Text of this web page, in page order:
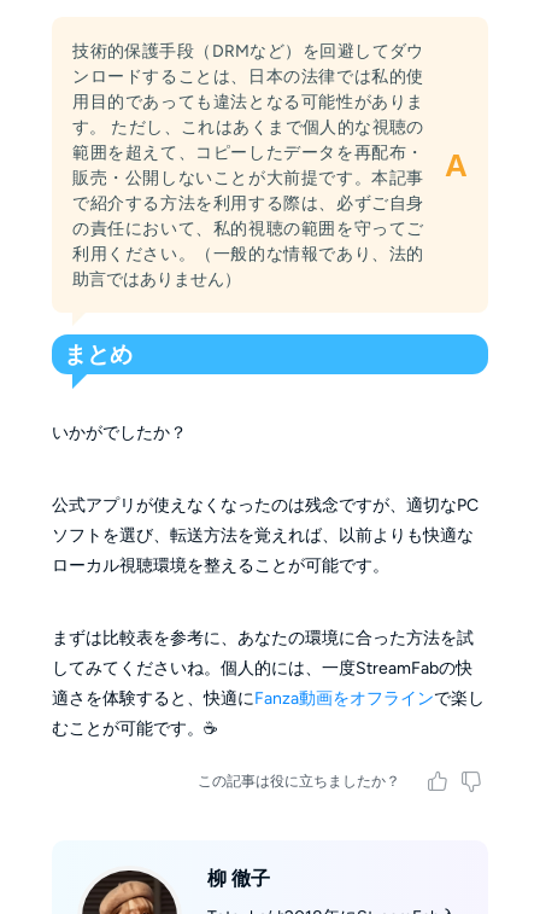
技術的保護手段（DRMなど）を回避してダウ
ンロードすることは、日本の法律では私的使
用目的であっても違法となる可能性がありま
す。 ただし、これはあくまで個人的な視聴の
範囲を超えて、コピーしたデータを再配布・
販売・公開しないことが大前提です。本記事
で紹介する方法を利用する際は、必ずご自身
の責任において、私的視聴の範囲を守ってご
利用ください。（一般的な情報であり、法的
助言ではありません）
A
まとめ
いかがでしたか？
公式アプリが使えなくなったのは残念ですが、適切なPC
ソフトを選び、転送方法を覚えれば、以前よりも快適な
ローカル視聴環境を整えることが可能です。
まずは比較表を参考に、あなたの環境に合った方法を試
してみてくださいね。個人的には、一度StreamFabの快
適さを体験すると、快適にFanza動画をオフラインで楽し
むことが可能です。 ☕️
この記事は役に立ちましたか？
柳 徹子